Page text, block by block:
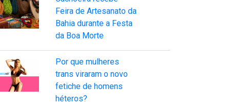
Feira de Artesanato da
Bahia durante a Festa
da Boa Morte
Por que mulheres
trans viraram o novo
fetiche de homens
héteros?